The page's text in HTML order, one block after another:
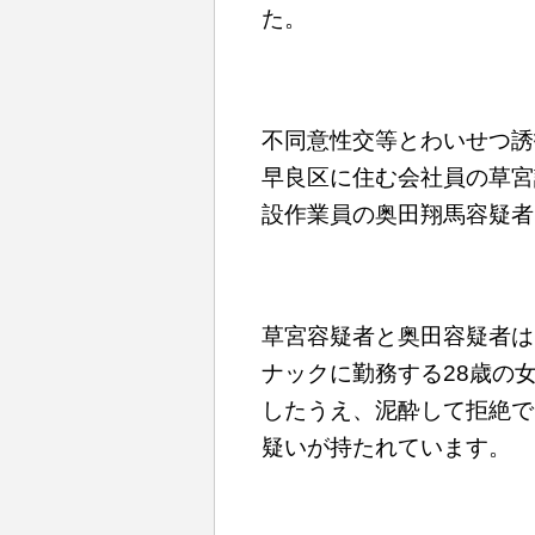
た。
不同意性交等とわいせつ
早良区に住む会社員の草
設作業員の奥田翔馬容疑
草宮容疑者と奥田容疑者
ナックに勤務する28歳の
したうえ、泥酔して拒絶
疑いが持たれています。